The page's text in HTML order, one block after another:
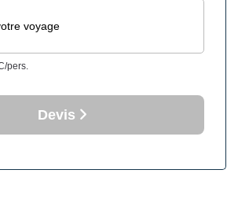
voyage
pers.
Devis